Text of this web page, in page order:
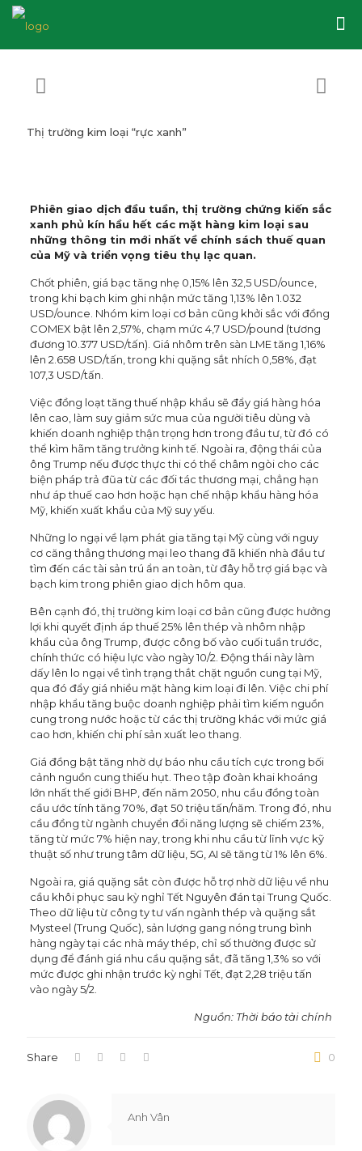
Thị trường kim loại “rực xanh”
Phiên giao dịch đầu tuần, thị trường chứng kiến sắc
xanh phủ kín hầu hết các mặt hàng kim loại sau
những thông tin mới nhất về chính sách thuế quan
của Mỹ và triển vọng tiêu thụ lạc quan.
Chốt phiên, giá bạc tăng nhẹ 0,15% lên 32,5 USD/ounce,
trong khi bạch kim ghi nhận mức tăng 1,13% lên 1.032
USD/ounce. Nhóm kim loại cơ bản cũng khởi sắc với đồng
COMEX bật lên 2,57%, chạm mức 4,7 USD/pound (tương
đương 10.377 USD/tấn). Giá nhôm trên sàn LME tăng 1,16%
lên 2.658 USD/tấn, trong khi quặng sắt nhích 0,58%, đạt
107,3 USD/tấn.
Việc đồng loạt tăng thuế nhập khẩu sẽ đẩy giá hàng hóa
lên cao, làm suy giảm sức mua của người tiêu dùng và
khiến doanh nghiệp thận trọng hơn trong đầu tư, từ đó có
thể kìm hãm tăng trưởng kinh tế. Ngoài ra, động thái của
ông Trump nếu được thực thi có thể châm ngòi cho các
biện pháp trả đũa từ các đối tác thương mại, chẳng hạn
như áp thuế cao hơn hoặc hạn chế nhập khẩu hàng hóa
Mỹ, khiến xuất khẩu của Mỹ suy yếu.
Những lo ngại về lạm phát gia tăng tại Mỹ cùng với nguy
cơ căng thẳng thương mại leo thang đã khiến nhà đầu tư
tìm đến các tài sản trú ẩn an toàn, từ đây hỗ trợ giá bạc và
bạch kim trong phiên giao dịch hôm qua.
Bên cạnh đó, thị trường kim loại cơ bản cũng được hưởng
lợi khi quyết định áp thuế 25% lên thép và nhôm nhập
khẩu của ông Trump, được công bố vào cuối tuần trước,
chính thức có hiệu lực vào ngày 10/2. Động thái này làm
dấy lên lo ngại về tình trạng thắt chặt nguồn cung tại Mỹ,
qua đó đẩy giá nhiều mặt hàng kim loại đi lên. Việc chi phí
nhập khẩu tăng buộc doanh nghiệp phải tìm kiếm nguồn
cung trong nước hoặc từ các thị trường khác với mức giá
cao hơn, khiến chi phí sản xuất leo thang.
Giá đồng bật tăng nhờ dự báo nhu cầu tích cực trong bối
cảnh nguồn cung thiếu hụt. Theo tập đoàn khai khoáng
lớn nhất thế giới BHP, đến năm 2050, nhu cầu đồng toàn
cầu ước tính tăng 70%, đạt 50 triệu tấn/năm. Trong đó, nhu
cầu đồng từ ngành chuyển đổi năng lượng sẽ chiếm 23%,
tăng từ mức 7% hiện nay, trong khi nhu cầu từ lĩnh vực kỹ
thuật số như trung tâm dữ liệu, 5G, AI sẽ tăng từ 1% lên 6%.
Ngoài ra, giá quặng sắt còn được hỗ trợ nhờ dữ liệu về nhu
cầu khôi phục sau kỳ nghỉ Tết Nguyên đán tại Trung Quốc.
Theo dữ liệu từ công ty tư vấn ngành thép và quặng sắt
Mysteel (Trung Quốc), sản lượng gang nóng trung bình
hàng ngày tại các nhà máy thép, chỉ số thường được sử
dụng để đánh giá nhu cầu quặng sắt, đã tăng 1,3% so với
mức được ghi nhận trước kỳ nghỉ Tết, đạt 2,28 triệu tấn
vào ngày 5/2.
Nguồn: Thời báo tài chính
Share 0
Anh Vân